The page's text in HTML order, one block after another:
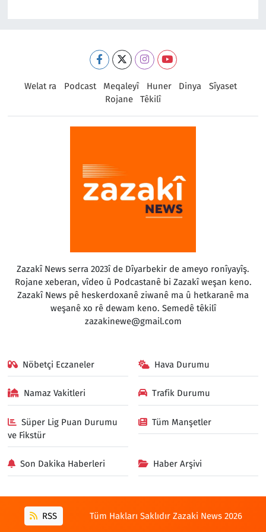
Welat ra Podcast Meqaleyî Huner Dinya
Sîyaset
Rojane
Têkilî
Zazakî News serra 2023î de Dîyarbekir de ameyo ronîyayîş.
Rojane xeberan, vîdeo û Podcastanê bi Zazakî weşan keno.
Zazakî News pê heskerdoxanê ziwanê ma û hetkaranê ma
weşanê xo rê dewam keno. Semedê têkilî
zazakinewe@gmail.com
Nöbetçi Eczaneler Hava Durumu
Namaz Vakitleri Trafik Durumu
Süper Lig Puan Durumu
ve Fikstür
Tüm Manşetler
Son Dakika Haberleri Haber Arşivi
RSS Tüm Hakları Saklıdır Zazaki News 2026